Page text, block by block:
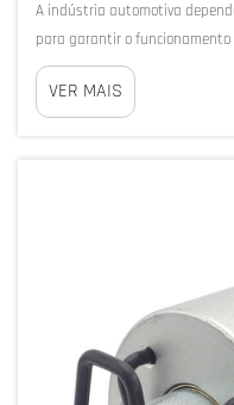
A indústria automotiva
para garantir o funcionamento
críticas, o interruptor de
mais essenciais, embora
VER MAIS